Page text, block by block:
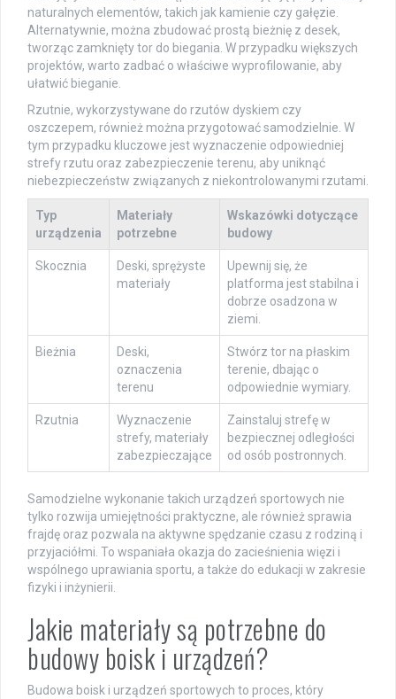
naturalnych elementów, takich jak kamienie czy gałęzie.
Alternatywnie, można zbudować prostą bieżnię z desek,
tworząc zamknięty tor do biegania. W przypadku większych
projektów, warto zadbać o właściwe wyprofilowanie, aby
ułatwić bieganie.
Rzutnie, wykorzystywane do rzutów dyskiem czy
oszczepem, również można przygotować samodzielnie. W
tym przypadku kluczowe jest wyznaczenie odpowiedniej
strefy rzutu oraz zabezpieczenie terenu, aby uniknąć
niebezpieczeństw związanych z niekontrolowanymi rzutami.
Typ
urządzenia
Materiały
potrzebne
Wskazówki dotyczące
budowy
Skocznia
Deski, sprężyste
materiały
Upewnij się, że
platforma jest stabilna i
dobrze osadzona w
ziemi.
Bieżnia
Deski,
oznaczenia
terenu
Stwórz tor na płaskim
terenie, dbając o
odpowiednie wymiary.
Rzutnia
Wyznaczenie
strefy, materiały
zabezpieczające
Zainstaluj strefę w
bezpiecznej odległości
od osób postronnych.
Samodzielne wykonanie takich urządzeń sportowych nie
tylko rozwija umiejętności praktyczne, ale również sprawia
frajdę oraz pozwala na aktywne spędzanie czasu z rodziną i
przyjaciółmi. To wspaniała okazja do zacieśnienia więzi i
wspólnego uprawiania sportu, a także do edukacji w zakresie
fizyki i inżynierii.
Jakie materiały są potrzebne do
budowy boisk i urządzeń?
Budowa boisk i urządzeń sportowych to proces, który